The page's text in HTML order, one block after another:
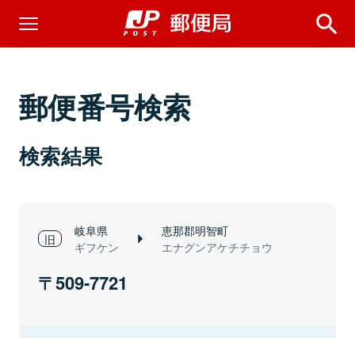
郵便番号検索
検索結果
岐阜県
ギフケン
恵那郡明智町
エナグンアケチチョウ
509-7721